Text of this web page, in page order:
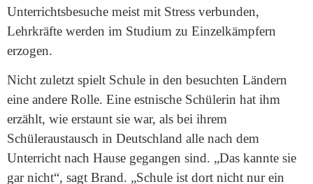
Unterrichtsbesuche meist mit Stress verbunden,
Lehrkräfte werden im Studium zu Einzelkämpfern
erzogen.
Nicht zuletzt spielt Schule in den besuchten Ländern
eine andere Rolle. Eine estnische Schülerin hat ihm
erzählt, wie erstaunt sie war, als bei ihrem
Schüleraustausch in Deutschland alle nach dem
Unterricht nach Hause gegangen sind. „Das kannte sie
gar nicht“, sagt Brand. „Schule ist dort nicht nur ein